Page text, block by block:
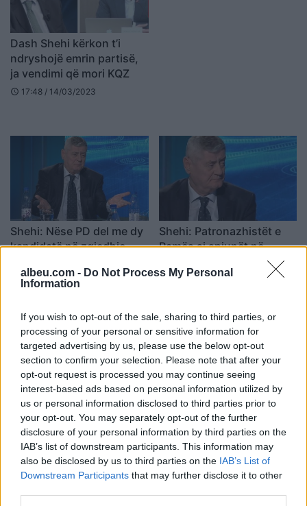
albeu.com - Do Not Process My Personal
Information
If you wish to opt-out of the sale, sharing to third parties, or
processing of your personal or sensitive information for
targeted advertising by us, please use the below opt-out
section to confirm your selection. Please note that after your
opt-out request is processed you may continue seeing
interest-based ads based on personal information utilized by
us or personal information disclosed to third parties prior to
your opt-out. You may separately opt-out of the further
disclosure of your personal information by third parties on the
IAB’s list of downstream participants. This information may
also be disclosed by us to third parties on the IAB’s List of
Downstream Participants that may further disclose it to other
Dash Shehi kërkon t’i
ndryshojë emrin partisë,
ja vendimi që mori KQZ
schedule 17:48 / 14/03/2023
Shehi: Nëse PD del me dy
kandidatë në zgjedhje,
tonë
22:31 / 20/02/2023
Shehi: Patronazhistët e
Ramës si spiunët në
schedule 22:04 / 20/02/2023
Fotoja e Lear Kurtit në
Spitalin e Traumës,
deputeti i PD: Mjekët
duhen përgëzuar, dhe pse
janë kthyer në “tabele
qitje”
20:43 / 23/10/2022
Shehi: Nuk është vetëm
merita ime, kam katër ditë
që kam vendosur për të
ardhmen
19:30 / 26/05/2022